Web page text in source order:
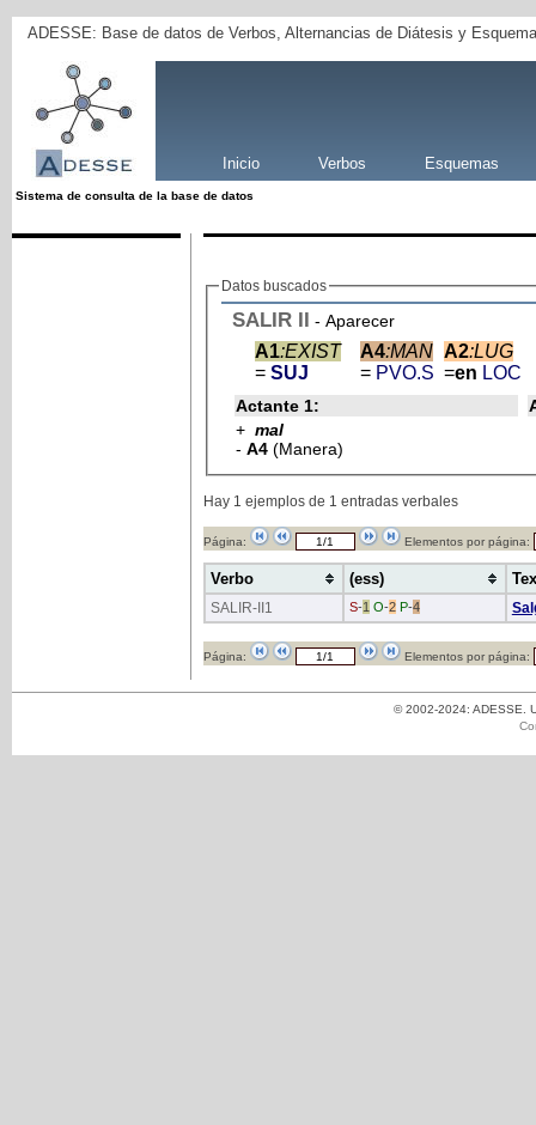
ADESSE: Base de datos de Verbos, Alternancias de Diátesis y
Inicio Verbos Esquemas
Sistema de consulta de la base de datos
Datos buscados
SALIR II - Aparecer
A1:EXIST
= SUJ
A4:MAN
= PVO.S
A2:LUG
=en LOC
Actante 1:
+ mal
- A4 (Manera)
Hay 1 ejemplos de 1 entradas verbales
Página: Elementos por página:
Verbo (ess)
SALIR-II1 S-1 O-2 P-4
Página: Elementos por página:
© 2002-2024: ADESSE.